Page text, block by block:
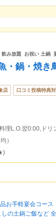
飲み放題 お祝い 土鍋
・鍋・焼
店 口コミ投稿特典
理L.O.翌0:00,ドリ
）
お手軽宴会コース
の土鍋ご飯など